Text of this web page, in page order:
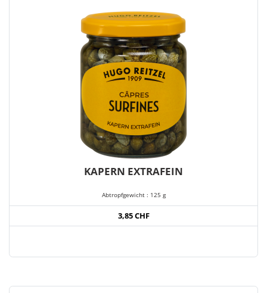
KAPERN EXTRAFEIN
Abtropfgewicht : 125 g
3,85 CHF